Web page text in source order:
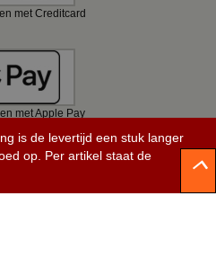
met Creditcard
met Apple Pay
is de levertijd een stuk langer
op. Per artikel staat de